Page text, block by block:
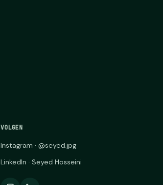
VOLGEN
Instagram · @seyed.jpg
LinkedIn · Seyed Hosseini